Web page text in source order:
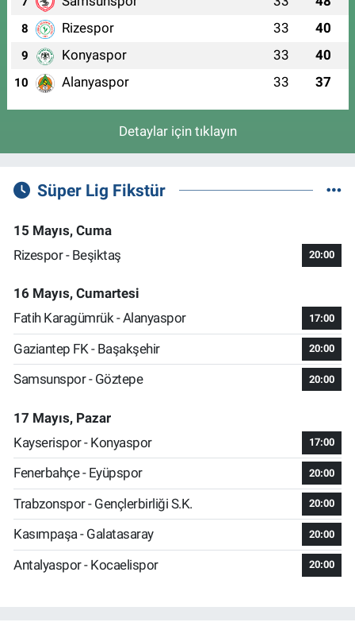
8 Rizespor 33 40
9 Konyaspor 33 40
10 Alanyaspor 33 37
Detaylar için tıklayın
Süper Lig Fikstür
15 Mayıs, Cuma
Rizespor - Beşiktaş
20:00
16 Mayıs, Cumartesi
Fatih Karagümrük - Alanyaspor
17:00
Gaziantep FK - Başakşehir 20:00
Samsunspor - Göztepe 20:00
17 Mayıs, Pazar
Kayserispor - Konyaspor
17:00
Fenerbahçe - Eyüpspor 20:00
Trabzonspor - Gençlerbirliği S.K. 20:00
Kasımpaşa - Galatasaray 20:00
Antalyaspor - Kocaelispor 20:00